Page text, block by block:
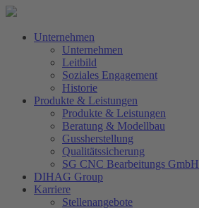
Unternehmen
Unternehmen
Leitbild
Soziales Engagement
Historie
Produkte & Leistungen
Produkte & Leistungen
Beratung & Modellbau
Gussherstellung
Qualitätssicherung
SG CNC Bearbeitungs GmbH
DIHAG Group
Karriere
Stellenangebote